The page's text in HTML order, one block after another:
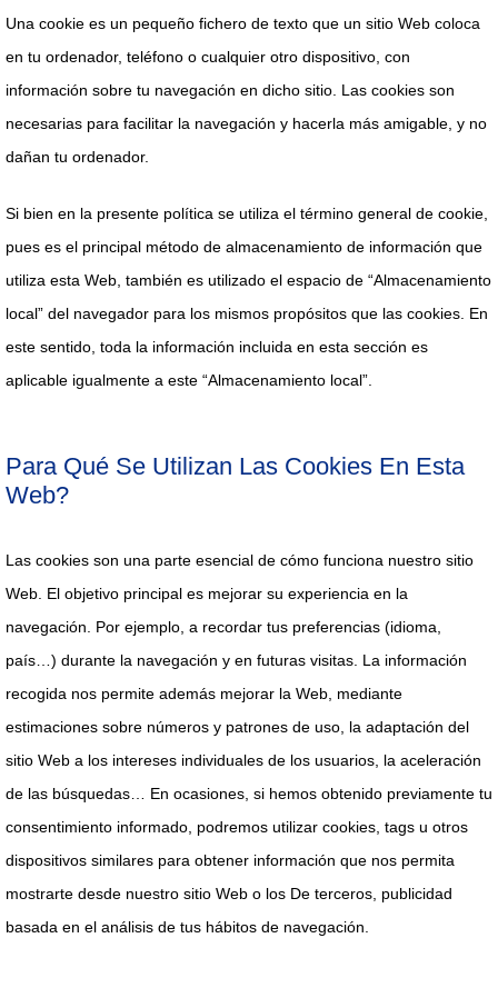
Una cookie es un pequeño fichero de texto que un sitio Web coloca
en tu ordenador, teléfono o cualquier otro dispositivo, con
información sobre tu navegación en dicho sitio. Las cookies son
necesarias para facilitar la navegación y hacerla más amigable, y no
dañan tu ordenador.
Si bien en la presente política se utiliza el término general de cookie,
pues es el principal método de almacenamiento de información que
utiliza esta Web, también es utilizado el espacio de “Almacenamiento
local” del navegador para los mismos propósitos que las cookies. En
este sentido, toda la información incluida en esta sección es
aplicable igualmente a este “Almacenamiento local”.
Para Qué Se Utilizan Las Cookies En Esta
Web?
Las cookies son una parte esencial de cómo funciona nuestro sitio
Web. El objetivo principal es mejorar su experiencia en la
navegación. Por ejemplo, a recordar tus preferencias (idioma,
país…) durante la navegación y en futuras visitas. La información
recogida nos permite además mejorar la Web, mediante
estimaciones sobre números y patrones de uso, la adaptación del
sitio Web a los intereses individuales de los usuarios, la aceleración
de las búsquedas… En ocasiones, si hemos obtenido previamente tu
consentimiento informado, podremos utilizar cookies, tags u otros
dispositivos similares para obtener información que nos permita
mostrarte desde nuestro sitio Web o los De terceros, publicidad
basada en el análisis de tus hábitos de navegación.